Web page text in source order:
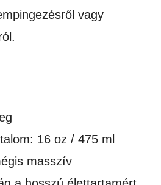
vagy
16 oz / 475 ml
masszív